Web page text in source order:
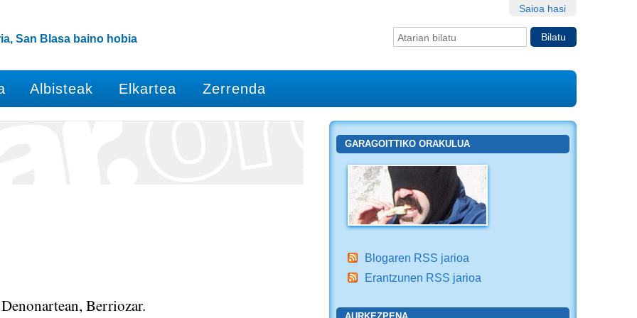
Saioa hasi
Bilatu atarian
San Blasa baino hobia
Albisteak Elkartea Zerrenda
Berriozar.
GARAGOITTIKO ORAKULUA
Blogaren RSS jarioa
Erantzunen RSS jarioa